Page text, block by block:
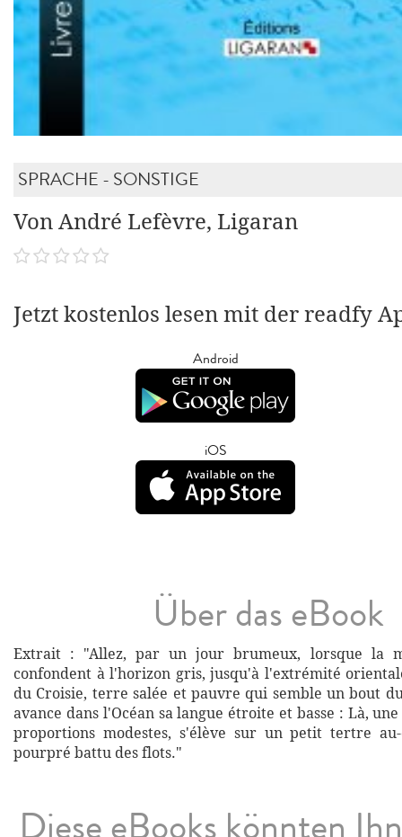
SPRACHE - SONSTIGE
Von André Lefèvre, Ligaran
Jetzt kostenlos lesen mit der readfy
Android
iOS
Über das eBook
Extrait : "Allez, par un jour brumeux, lorsque la
confondent à l'horizon gris, jusqu'à l'extrémité
du Croisie, terre salée et pauvre qui semble un bout
avance dans l'Océan sa langue étroite et basse : Là,
proportions modestes, s'élève sur un petit tertre
pourpré battu des flots."